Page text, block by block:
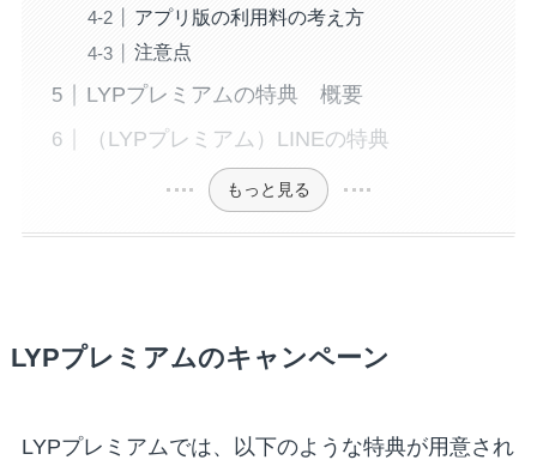
アプリ版の利用料の考え方
注意点
LYPプレミアムの特典 概要
（LYPプレミアム）LINEの特典
もっと見る
LYPプレミアムのキャンペーン
LYPプレミアムでは、以下のような特典が用意され